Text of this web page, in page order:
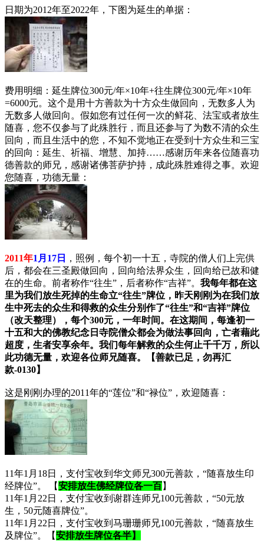
日期为2012年至2022年，下图为延生的单据：
费用明细：延生牌位300元/年×10年+往生牌位300元/年×10年
=6000元。这个是用十方善款为十方众生做回向，无数多人为
无数多人做回向。假如您有过任何一次的鲜花、法宝或者放生
随喜，您不仅参与了此殊胜行，而且还参与了为数不清的众生
回向，而且生活中的您，不知不觉地正在受到十方众生和三宝
的回向：延生、祈福、增慧、加持……感谢历年来各位随喜功
德善款的师兄，感谢诸佛菩萨护持，成此殊胜难得之事。欢迎
您随喜，功德无量：
2011年1月17日
，照例，每个初一十五，寺院的僧人们上完供
后，都会在三圣殿做回向，回向给法界众生，回向给已故和健
在的生命。前者称作“往生”，后者称作“吉祥”。 我每年都在这
里为我们放生死掉的生命立“往生”牌位，昨天刚刚为在我们放
生中死去的众生和得救的众生分别作了“往生”和“吉祥”牌位
（改天整理），每个300元，一年时间。在这期间，每逢初一
十五和大的佛教纪念日寺院僧众都会为做法事回向，亡者藉此
超度，生者安享余年。我们每年解救的众生何止千千万，所以
此功德无量，欢迎各位师兄随喜。【善款已足，勿再汇
款-0130】
这是刚刚办理的2011年的“莲位”和“禄位”，欢迎随喜：
11年1月18日，支付宝收到华文师兄300元善款，“随喜放生印
经牌位”。
【安排放生佛经牌位各一百】
11年1月22日，支付宝收到谢群连师兄100元善款，“50元放
生，50元随喜牌位”。
11年1月22日，支付宝收到马珊珊师兄100元善款，“随喜放生
及牌位”。【安排放生牌位各半】